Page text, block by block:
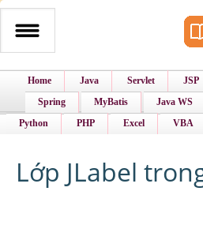
Home Java Servlet JSP
Spring
MyBatis Java WS
Python
PHP Excel VBA
Lớp JLabel